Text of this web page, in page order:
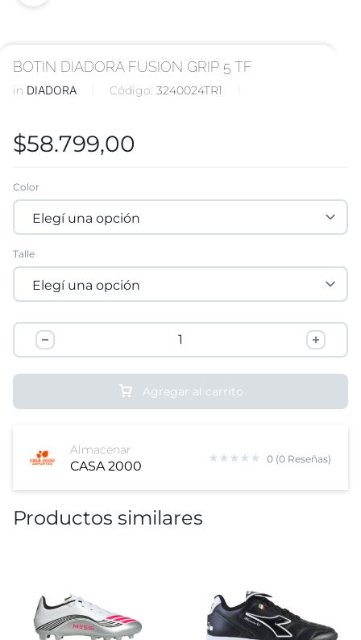
BOTIN DIADORA FUSION GRIP 5 TF
in DIADORA Código: 3240024TR1
$58.799,00
Color
Talle
Agregar al carrito
Almacenar
CASA 2000 0 (0 Reseñas)
Productos similares